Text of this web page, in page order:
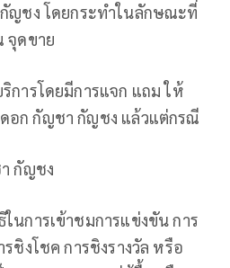
ญชง โดยกระทำในลักษณะที่
จุดขาย
การโดยมีการแจก แถม ให้
อก กัญชา กัญชง แล้วแต่กรณี
กัญชง
นการเข้าชมการแข่งขัน การ
ชิงโชค การชิงรางวัล หรือ